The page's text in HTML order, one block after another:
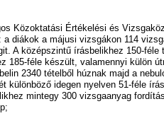
Közoktatási Értékelési és
a diákok a májusi vizsgákon 114
A középszintű írásbelikhez 150-féle
185-féle készült, valamennyi külön
2340 tételből húznak majd a
különböző idegen nyelven 51-féle
mintegy 300 vizsgaanyag